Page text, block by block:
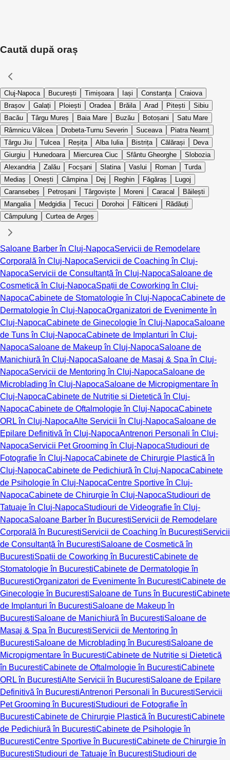
Caută după oraș
Cluj-Napoca București Timișoara Iași Constanța
Craiova
Brașov
Galați Ploiești Oradea Brăila Arad Pitești
Sibiu
Bacău
Târgu Mureș Baia Mare Buzău Botoșani
Satu Mare
Râmnicu Vâlcea
Drobeta-Turnu Severin Suceava
Piatra Neamț
Târgu Jiu
Tulcea Reșița Alba Iulia Bistrița Călărași
Deva
Giurgiu
Hunedoara Miercurea Ciuc Sfântu Gheorghe
Slobozia
Alexandria
Zalău Focșani Slatina Vaslui Roman
Turda
Mediaș
Onești Câmpina Dej Reghin Făgăraș
Lugoj
Caransebeș
Petroșani Târgoviște Moreni Caracal
Băilești
Mangalia
Medgidia Tecuci Dorohoi Fălticeni
Rădăuți
Câmpulung
Curtea de Argeș
Saloane Barber în Cluj-NapocaServicii de Remodelare
Corporală în Cluj-NapocaServicii de Coaching în Cluj-
NapocaServicii de Consultanță în Cluj-NapocaSaloane de
Cosmetică în Cluj-NapocaSpații de Coworking în Cluj-
NapocaCabinete de Stomatologie în Cluj-NapocaCabinete de
Dermatologie în Cluj-NapocaOrganizatori de Evenimente în
Cluj-NapocaCabinete de Ginecologie în Cluj-NapocaSaloane
de Tuns în Cluj-NapocaCabinete de Implanturi în Cluj-
NapocaSaloane de Makeup în Cluj-NapocaSaloane de
Manichiură în Cluj-NapocaSaloane de Masaj & Spa în Cluj-
NapocaServicii de Mentoring în Cluj-NapocaSaloane de
Microblading în Cluj-NapocaSaloane de Micropigmentare în
Cluj-NapocaCabinete de Nutriție și Dietetică în Cluj-
NapocaCabinete de Oftalmologie în Cluj-NapocaCabinete
ORL în Cluj-NapocaAlte Servicii în Cluj-NapocaSaloane de
Epilare Definitivă în Cluj-NapocaAntrenori Personali în Cluj-
NapocaServicii Pet Grooming în Cluj-NapocaStudiouri de
Fotografie în Cluj-NapocaCabinete de Chirurgie Plastică în
Cluj-NapocaCabinete de Pedichiură în Cluj-NapocaCabinete
de Psihologie în Cluj-NapocaCentre Sportive în Cluj-
NapocaCabinete de Chirurgie în Cluj-NapocaStudiouri de
Tatuaje în Cluj-NapocaStudiouri de Videografie în Cluj-
NapocaSaloane Barber în BucureștiServicii de Remodelare
Corporală în BucureștiServicii de Coaching în BucureștiServicii
de Consultanță în BucureștiSaloane de Cosmetică în
BucureștiSpații de Coworking în BucureștiCabinete de
Stomatologie în BucureștiCabinete de Dermatologie în
BucureștiOrganizatori de Evenimente în BucureștiCabinete de
Ginecologie în BucureștiSaloane de Tuns în BucureștiCabinete
de Implanturi în BucureștiSaloane de Makeup în
BucureștiSaloane de Manichiură în BucureștiSaloane de
Masaj & Spa în BucureștiServicii de Mentoring în
BucureștiSaloane de Microblading în BucureștiSaloane de
Micropigmentare în BucureștiCabinete de Nutriție și Dietetică
în BucureștiCabinete de Oftalmologie în BucureștiCabinete
ORL în BucureștiAlte Servicii în BucureștiSaloane de Epilare
Definitivă în BucureștiAntrenori Personali în BucureștiServicii
Pet Grooming în BucureștiStudiouri de Fotografie în
BucureștiCabinete de Chirurgie Plastică în BucureștiCabinete
de Pedichiură în BucureștiCabinete de Psihologie în
BucureștiCentre Sportive în BucureștiCabinete de Chirurgie în
BucureștiStudiouri de Tatuaje în BucureștiStudiouri de